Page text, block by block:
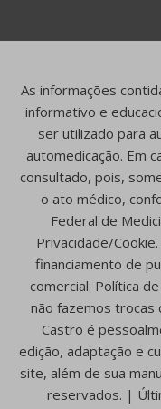
As informações
informativo e
ser utilizado para
automedicação. Em
consultado, pois,
o ato médico,
Federal de
Privacidade/
financiamento de
comercial. Política
não fazemos trocas
Castro é
edição, adaptação e
site, além de sua
reservados. |